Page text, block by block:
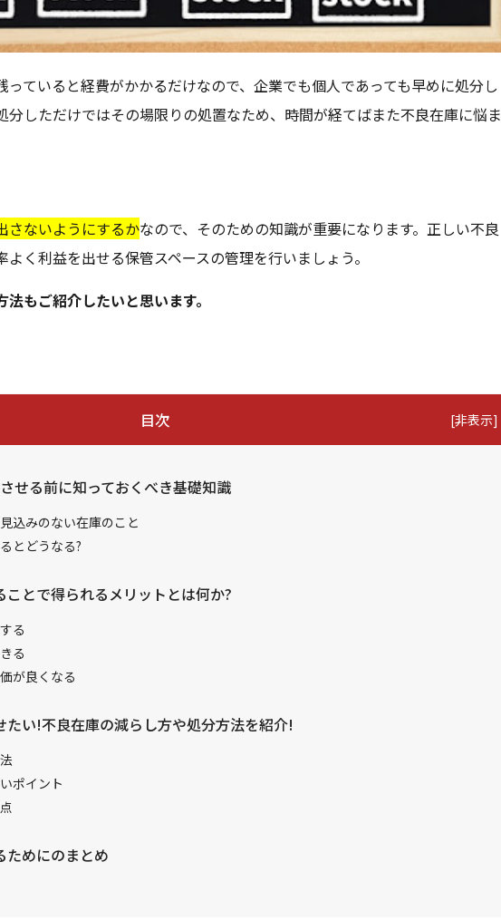
ていると経費がかかるだけなので、企業でも個人であっても早めに処分し
分しただけではその場限りの処置なため、時間が経てばまた不良在庫に悩ま
さないようにするかなので、そのための知識が重要になります。正しい不良
く利益を出せる保管スペースの管理を行いましょう。
もご紹介したいと思います。
目次 [非表示]
せる前に知っておくべき基礎知識
込みのない在庫のこと
とどうなる?
とで得られるメリットとは何か?
る
る
が良くなる
たい!不良在庫の減らし方や処分方法を紹介!
ポイント
ためにのまとめ